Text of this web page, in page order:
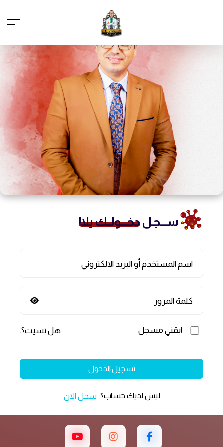
ســـجـلدخـــولــك يلا!
اسم المستخدم أو البريد الالكتروني
كلمة المرور
ابقني مسجل هل نسيت؟.
تسجيل الدخول
ليس لديك حساب؟ سجل الان